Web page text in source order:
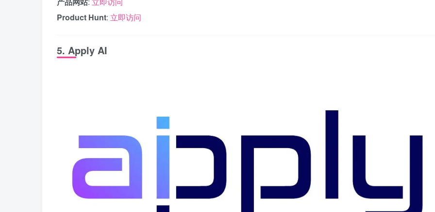
Product Hunt: 立即访问
5. Apply AI